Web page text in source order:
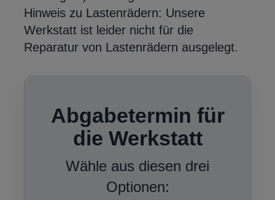
Hinweis zu Lastenrädern: Unsere
Werkstatt ist leider nicht für die
Reparatur von Lastenrädern ausgelegt.
Abgabetermin für
die Werkstatt
Wähle aus diesen drei
Optionen: